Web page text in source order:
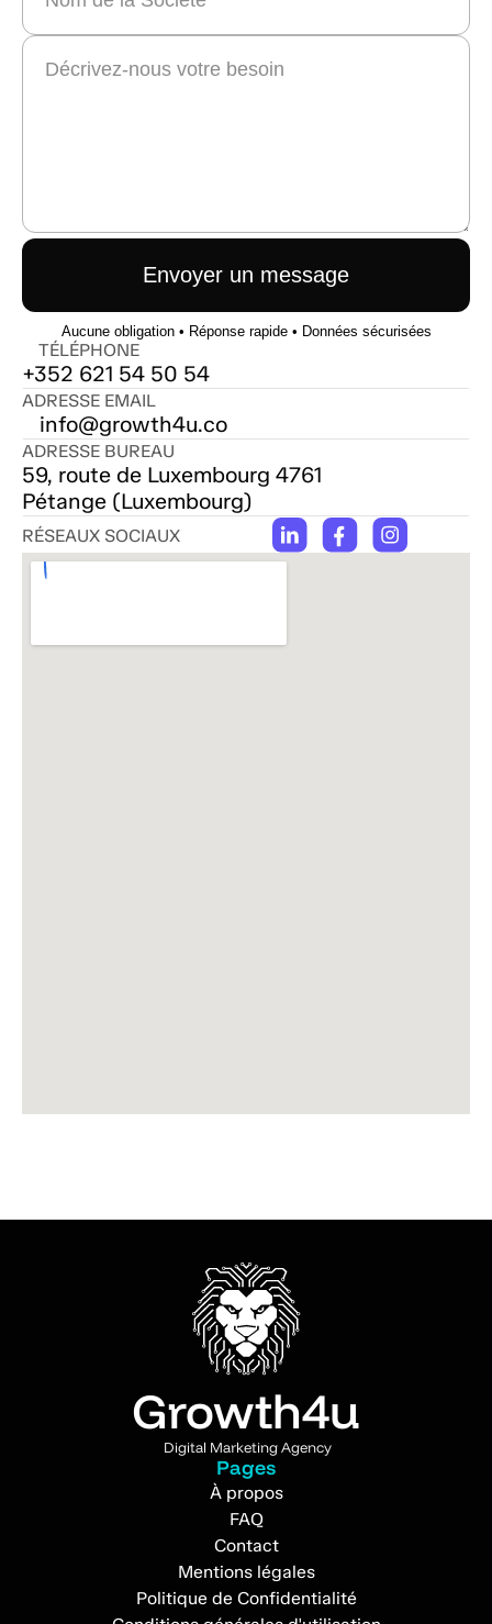
TÉLÉPHONE
+352 621 54 50 54
ADRESSE EMAIL
info@growth4u.co
ADRESSE BUREAU
59, route de Luxembourg 4761
Pétange (Luxembourg)
RÉSEAUX SOCIAUX
Envoyer un message
Aucune obligation • Réponse rapide • Données sécurisées
Growth4u
Digital Marketing Agency
Pages
À propos
FAQ
Contact
Mentions légales
Politique de Confidentialité